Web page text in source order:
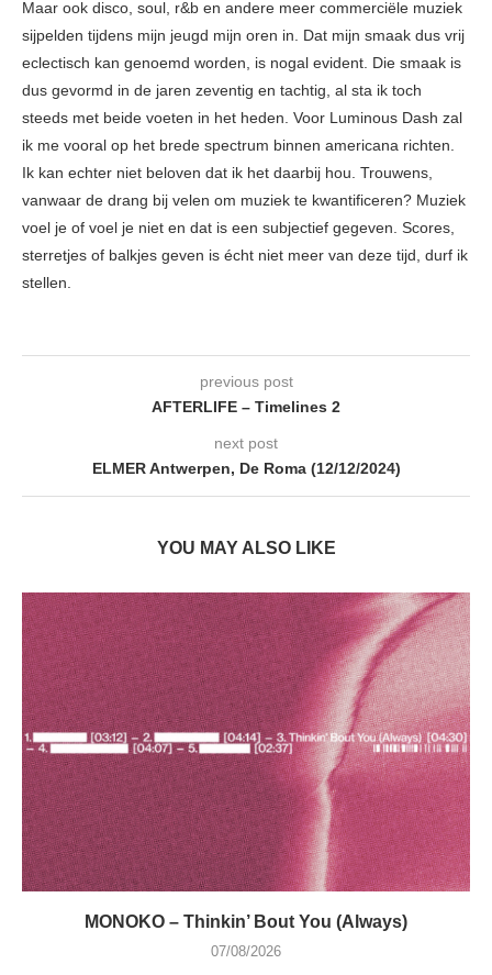
Maar ook disco, soul, r&b en andere meer commerciële muziek
sijpelden tijdens mijn jeugd mijn oren in. Dat mijn smaak dus vrij
eclectisch kan genoemd worden, is nogal evident. Die smaak is
dus gevormd in de jaren zeventig en tachtig, al sta ik toch
steeds met beide voeten in het heden. Voor Luminous Dash zal
ik me vooral op het brede spectrum binnen americana richten.
Ik kan echter niet beloven dat ik het daarbij hou. Trouwens,
vanwaar de drang bij velen om muziek te kwantificeren? Muziek
voel je of voel je niet en dat is een subjectief gegeven. Scores,
sterretjes of balkjes geven is écht niet meer van deze tijd, durf ik
stellen.
previous post
AFTERLIFE – Timelines 2
next post
ELMER Antwerpen, De Roma (12/12/2024)
YOU MAY ALSO LIKE
MONOKO – Thinkin’ Bout You (Always)
07/08/2026